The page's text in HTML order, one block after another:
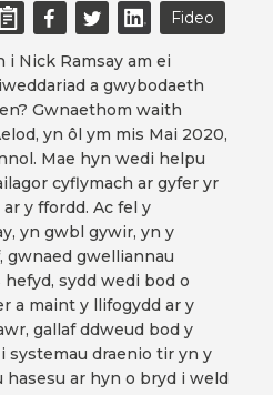
Fideo
i Nick Ramsay am ei
a gwybodaeth
Gwnaethom waith
yn ôl ym mis Mai 2020,
Mae hyn wedi helpu
cyflymach ar gyfer yr
y ffordd. Ac fel y
yn gwbl gywir, yn y
gwnaed gwelliannau
sydd wedi bod o
a maint y llifogydd ar y
gallaf ddweud bod y
systemau draenio tir yn y
hasesu ar hyn o bryd i weld